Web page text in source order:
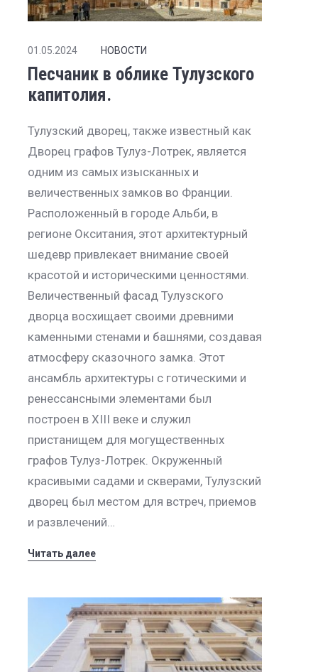
01.05.2024 НОВОСТИ
Песчаник в облике Тулузского
капитолия.
Тулузский дворец, также известный как
Дворец графов Тулуз-Лотрек, является
одним из самых изысканных и
величественных замков во Франции.
Расположенный в городе Альби, в
регионе Окситания, этот архитектурный
шедевр привлекает внимание своей
красотой и историческими ценностями.
Величественный фасад Тулузского
дворца восхищает своими древними
каменными стенами и башнями, создавая
атмосферу сказочного замка. Этот
ансамбль архитектуры с готическими и
ренессансными элементами был
построен в XIII веке и служил
пристанищем для могущественных
графов Тулуз-Лотрек. Окруженный
красивыми садами и скверами, Тулузский
дворец был местом для встреч, приемов
и развлечений…
Читать далее